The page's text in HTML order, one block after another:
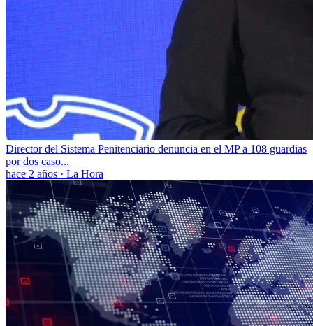
Director del Sistema Penitenciario denuncia en el MP a 108 guardias
por dos caso...
hace 2 años · La Hora